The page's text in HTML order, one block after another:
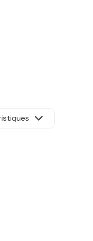
Prix de vente : 228
soit 220 000 € net
(electrique)